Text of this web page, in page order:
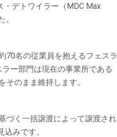
・デトワイラー（MDC Max
70名の従業員を抱えるフェスラ
ー部門は現在の事業所である
のまま維持します。
づく一括譲渡によって譲渡され
みです。